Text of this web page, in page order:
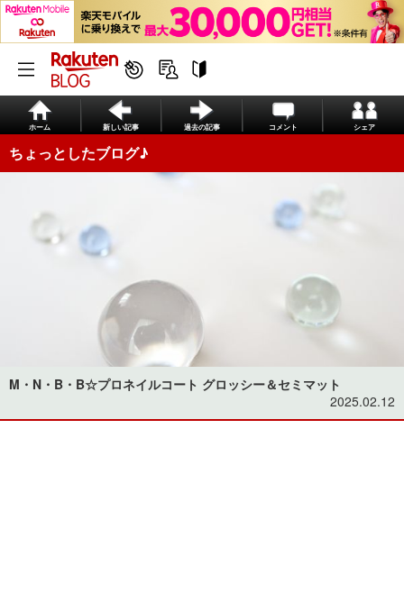
ホーム 新しい記事 過去の記事 コメント シェア
ちょっとしたブログ♪
M・N・B・B☆プロネイルコート グロッシー＆セミマット
2025.02.12